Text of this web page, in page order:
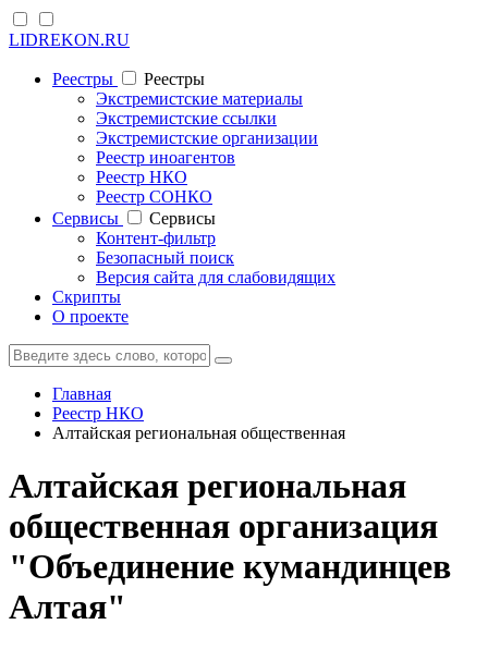
LIDREKON.RU
Реестры
Реестры
Экстремистские материалы
Экстремистские ссылки
Экстремистские организации
Реестр иноагентов
Реестр НКО
Реестр СОНКО
Cервисы
Cервисы
Контент-фильтр
Безопасный поиск
Версия сайта для слабовидящих
Скрипты
О проекте
Главная
Реестр НКО
Алтайская региональная общественная
Алтайская региональная
общественная организация
"Объединение кумандинцев
Алтая"